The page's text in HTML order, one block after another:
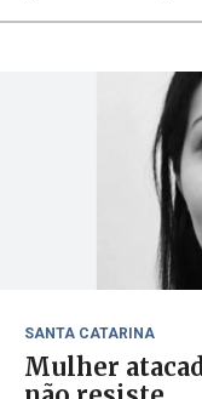
SANTA CATARINA
Mulher